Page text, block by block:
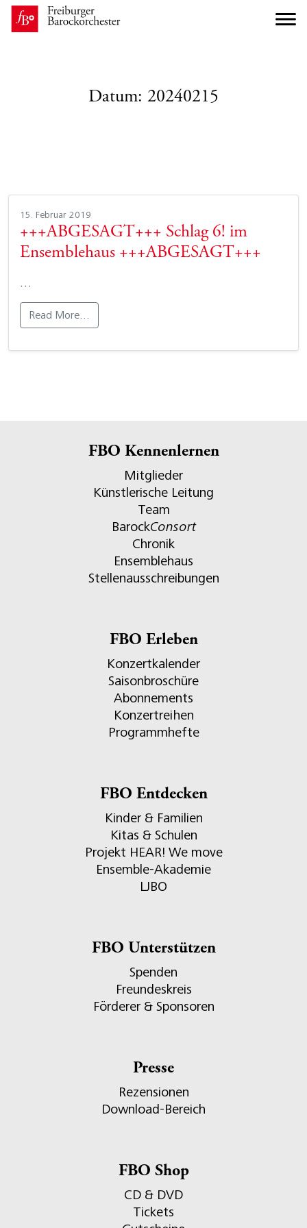
Datum: 20240215
15. Februar 2019
+++ABGESAGT+++ Schlag 6! im
Ensemblehaus +++ABGESAGT+++
…
Read More…
FBO Kennenlernen
Mitglieder
Künstlerische Leitung
Team
BarockConsort
Chronik
Ensemblehaus
Stellenausschreibungen
FBO Erleben
Konzertkalender
Saisonbroschüre
Abonnements
Konzertreihen
Programmhefte
FBO Entdecken
Kinder & Familien
Kitas & Schulen
Projekt HEAR! We move
Ensemble-Akademie
LJBO
FBO Unterstützen
Spenden
Freundeskreis
Förderer & Sponsoren
Presse
Rezensionen
Download-Bereich
FBO Shop
CD & DVD
Tickets